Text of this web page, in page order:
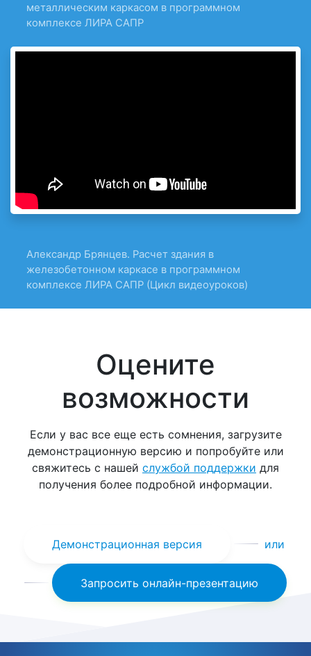
металлическим каркасом в программном
комплексе ЛИРА САПР
Александр Брянцев. Расчет здания в
железобетонном каркасе в программном
комплексе ЛИРА САПР (Цикл видеоуроков)
Оцените
возможности
Если у вас все еще есть сомнения, загрузите
демонстрационную версию и попробуйте или
свяжитесь с нашей службой поддержки для
получения более подробной информации.
Демонстрационная версия или
Запросить онлайн-презентацию